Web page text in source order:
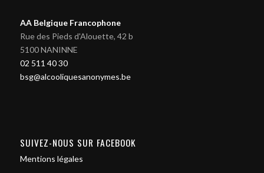
AA Belgique Francophone
Rue des Pieds d'Alouette, 42 b
5100 NANINNE
02 511 40 30
bsg@alcooliquesanonymes.be
SUIVEZ-NOUS SUR FACEBOOK
Mentions légales